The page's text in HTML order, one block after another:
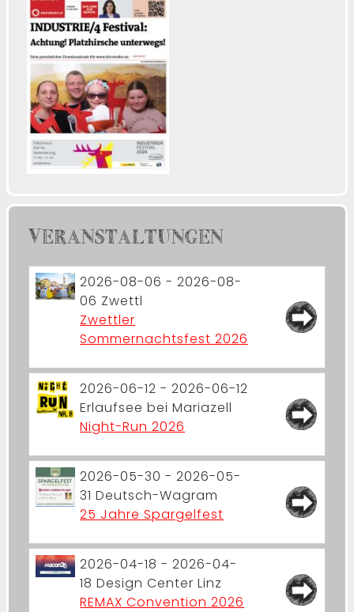
VERANSTALTUNGEN
2026-08-06 - 2026-08-
06 Zwettl
Zwettler
Sommernachtsfest 2026
2026-06-12 - 2026-06-12
Erlaufsee bei Mariazell
Night-Run 2026
2026-05-30 - 2026-05-
31 Deutsch-Wagram
25 Jahre Spargelfest
2026-04-18 - 2026-04-
18 Design Center Linz
REMAX Convention 2026